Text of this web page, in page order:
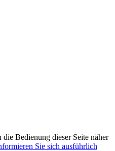
Bedienung dieser Seite näher
Sie sich ausführlich